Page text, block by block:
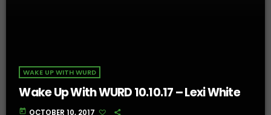
WAKE UP WITH WURD
Wake Up With WURD 10.10.17 – Lexi White
today OCTOBER 10, 2017